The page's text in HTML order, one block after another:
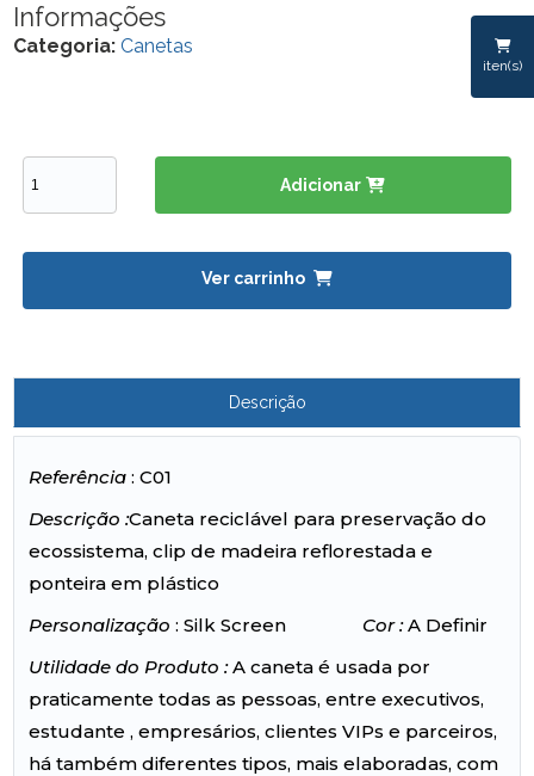
iten(s)
Informações
Categoria: Canetas
Adicionar
Ver carrinho
Descrição
Referência : C01
Descrição :Caneta reciclável para preservação do
ecossistema, clip de madeira reflorestada e
ponteira em plástico
Personalização: Silk Screen Cor :A Definir
Utilidade do Produto :A caneta é usada por
praticamente todas as pessoas, entre executivos,
estudante , empresários, clientes VIPs e parceiros,
há também diferentes tipos, mais elaboradas, com